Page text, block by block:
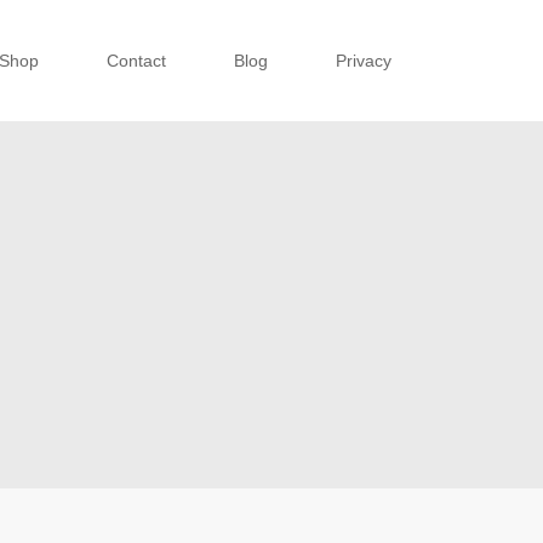
Shop Contact Blog Privacy